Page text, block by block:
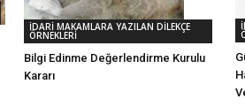
İDARİ MAKAMLARA YAZILAN DİLEKÇE
ÖRNEKLERİ
Bilgi Edinme Değerlendirme Kurulu
Kararı